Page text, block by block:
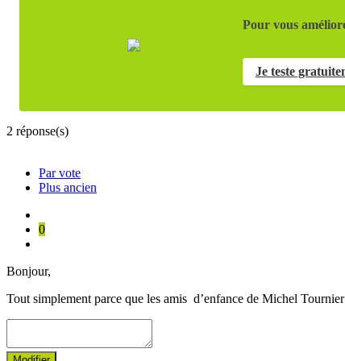
Pour vous
Je teste
2 réponse(s)
Par vote
Plus ancien
0
Bonjour,
Tout simplement parce que les amis d’enfance de Michel